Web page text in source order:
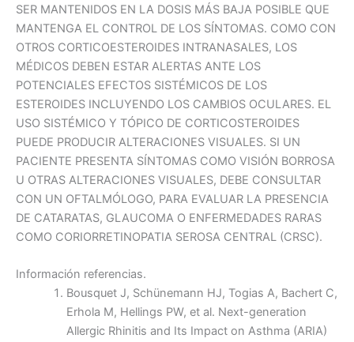
SER MANTENIDOS EN LA DOSIS MÁS BAJA POSIBLE QUE
MANTENGA EL CONTROL DE LOS SÍNTOMAS. COMO CON
OTROS CORTICOESTEROIDES INTRANASALES, LOS
MÉDICOS DEBEN ESTAR ALERTAS ANTE LOS
POTENCIALES EFECTOS SISTÉMICOS DE LOS
ESTEROIDES INCLUYENDO LOS CAMBIOS OCULARES. EL
USO SISTÉMICO Y TÓPICO DE CORTICOSTEROIDES
PUEDE PRODUCIR ALTERACIONES VISUALES. SI UN
PACIENTE PRESENTA SÍNTOMAS COMO VISIÓN BORROSA
U OTRAS ALTERACIONES VISUALES, DEBE CONSULTAR
CON UN OFTALMÓLOGO, PARA EVALUAR LA PRESENCIA
DE CATARATAS, GLAUCOMA O ENFERMEDADES RARAS
COMO CORIORRETINOPATIA SEROSA CENTRAL (CRSC).
Información referencias.
Bousquet J, Schünemann HJ, Togias A, Bachert C,
Erhola M, Hellings PW, et al. Next-generation
Allergic Rhinitis and Its Impact on Asthma (ARIA)